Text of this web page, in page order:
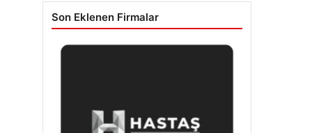
Son Eklenen Firmalar